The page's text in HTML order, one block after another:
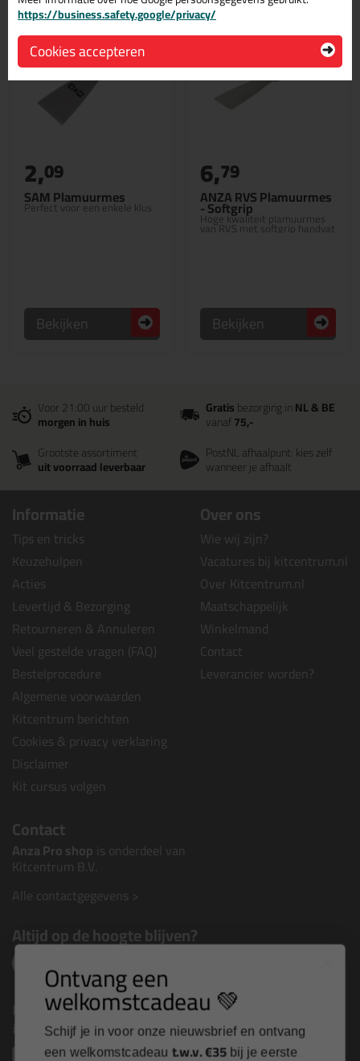
SAM Plamuurmes
Perfect voor een enkele klus
2,09
Bekijken
ANZA RVS Plamuurmes
- Softgrip
Hoge kwaliteit plamuurmes
van RVS met softgrip handvat
6,79
Bekijken
Voor 21:00 uur besteld
morgen in huis
Gratisbezorging inNL & BE
vanaf75,-
Grootste assortiment
uit voorraad leverbaar
PostNL afhaalpunt: kies zelf
wanneer je afhaalt
Informatie
Tips en tricks
Keuzehulpen
Acties
Levertijd & Bezorging
Retourneren & Annuleren
Veel gestelde vragen (FAQ)
Bestelprocedure
Algemene voorwaarden
Kitcentrum berichten
Cookies & privacy verklaring
Disclaimer
Kit cursus volgen
Over ons
Wie wij zijn?
Vacatures bij kitcentrum.nl
Over Kitcentrum.nl
Maatschappelijk
Winkelmand
Contact
Leverancier worden?
Contact
Anza Pro shop is onderdeel van
Kitcentrum B.V.
Alle contactgegevens >
Altijd op de hoogte blijven?
Nieuws, tips en exclusieve deals rechtstreeks in je
inbox
https://business.safety.google/privacy/
Cookies accepteren
Ontvang een
welkomstcadeau 💚
Schijf je in voor onze nieuwsbrief en ontvang
een welkomstcadeau t.w.v. €35 bij je eerste